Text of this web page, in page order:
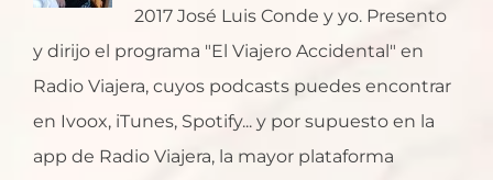
2017 José Luis Conde y yo. Presento
y dirijo el programa "El Viajero Accidental" en
Radio Viajera, cuyos podcasts puedes encontrar
en Ivoox, iTunes, Spotify... y por supuesto en la
app de Radio Viajera, la mayor plataforma